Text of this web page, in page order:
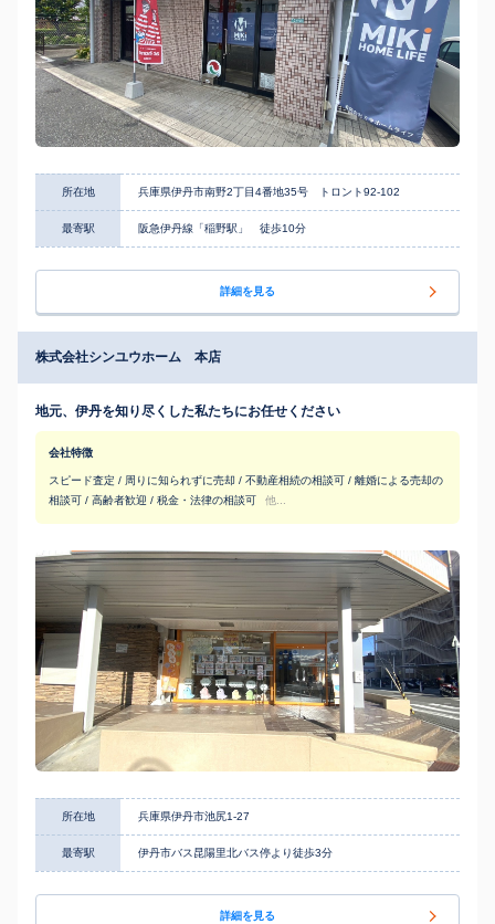
所在地 兵庫県伊丹市南野2丁目4番地35号 トロント92-102
最寄駅 阪急伊丹線「稲野駅」 徒歩10分
詳細を見る
株式会社シンユウホーム 本店
地元、伊丹を知り尽くした私たちにお任せください
会社特徴
スピード査定 / 周りに知られずに売却 / 不動産相続の相談可 / 離婚による売却の
相談可 / 高齢者歓迎 / 税金・法律の相談可
他...
所在地 兵庫県伊丹市池尻1-27
最寄駅 伊丹市バス昆陽里北バス停より徒歩3分
詳細を見る